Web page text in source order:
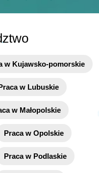
w Kujawsko-pomorskie
w Lubuskie
w Małopolskie
Praca w Opolskie
Praca w Podlaskie